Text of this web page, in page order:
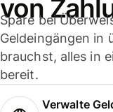
von
Spare bei
Geldeingängen in
brauchst, alles in
bereit.
Verwalte